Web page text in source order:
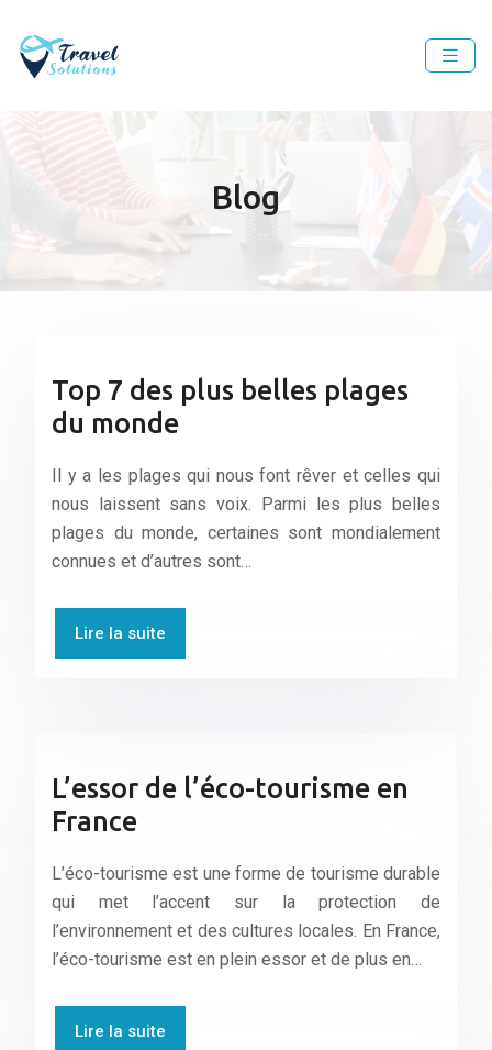
Blog
Top 7 des plus belles plages
du monde
Il y a les plages qui nous font rêver et celles qui
nous laissent sans voix. Parmi les plus belles
plages du monde, certaines sont mondialement
connues et d’autres sont…
Lire la suite
L’essor de l’éco-tourisme en
France
L’éco-tourisme est une forme de tourisme durable
qui met l’accent sur la protection de
l’environnement et des cultures locales. En France,
l’éco-tourisme est en plein essor et de plus en…
Lire la suite